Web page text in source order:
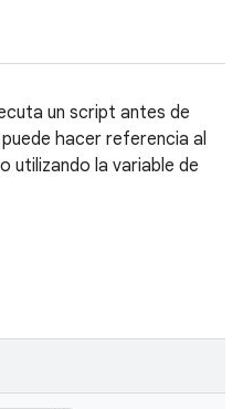
un script antes de
hacer referencia al
utilizando la variable de